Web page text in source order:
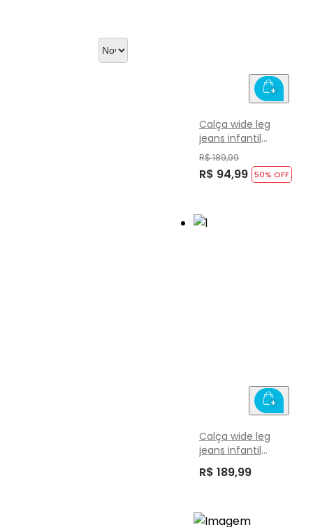
Calça wide leg
jeans infantil
menina Brandili
R$ 189,99
R$ 94,99 50% OFF
Calça wide leg
jeans infantil
menina Brandili
R$ 189,99